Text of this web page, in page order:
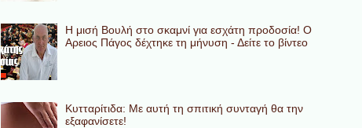
Η μισή Βουλή στο σκαμνί για εσχάτη προδοσία! Ο
Αρειος Πάγος δέχτηκε τη μήνυση - Δείτε το βίντεο
Κυτταρίτιδα: Με αυτή τη σπιτική συνταγή θα την
εξαφανίσετε!